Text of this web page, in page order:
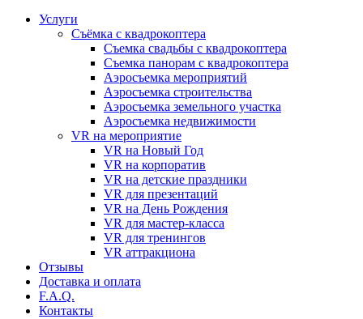
Услуги
Съёмка с квадрокоптера
Съемка свадьбы с квадрокоптера
Съемка панорам с квадрокоптера
Аэросъемка мероприятий
Аэросъемка строительства
Аэросъемка земельного участка
Аэросъемка недвижимости
VR на мероприятие
VR на Новый Год
VR на корпоратив
VR на детские праздники
VR для презентаций
VR на День Рождения
VR для мастер-класса
VR для тренингов
VR аттракциона
Отзывы
Доставка и оплата
F.A.Q.
Контакты